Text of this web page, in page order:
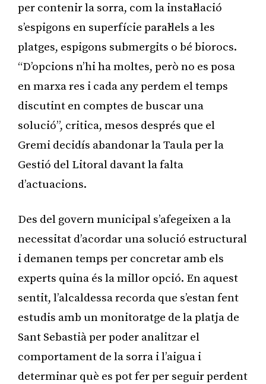
per contenir la sorra, com la instal·lació
s’espigons en superfície paral·lels a les
platges, espigons submergits o bé biorocs.
“D’opcions n’hi ha moltes, però no es posa
en marxa res i cada any perdem el temps
discutint en comptes de buscar una
solució”, critica, mesos després que el
Gremi decidís abandonar la Taula per la
Gestió del Litoral davant la falta
d’actuacions.
Des del govern municipal s’afegeixen a la
necessitat d’acordar una solució estructural
i demanen temps per concretar amb els
experts quina és la millor opció. En aquest
sentit, l’alcaldessa recorda que s’estan fent
estudis amb un monitoratge de la platja de
Sant Sebastià per poder analitzar el
comportament de la sorra i l’aigua i
determinar què es pot fer per seguir perdent